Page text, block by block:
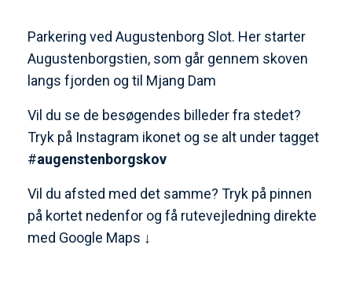
Parkering ved Augustenborg Slot. Her starter
Augustenborgstien, som går gennem skoven
langs fjorden og til Mjang Dam
Vil du se de besøgendes billeder fra stedet?
Tryk på Instagram ikonet og se alt under tagget
#augenstenborgskov
Vil du afsted med det samme? Tryk på pinnen
på kortet nedenfor og få rutevejledning direkte
med Google Maps ↓